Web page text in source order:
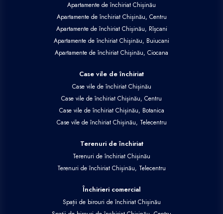
Apartamente de închiriat Chișinău
Apartamente de închiriat Chișinău, Centru
Apartamente de închiriat Chișinău, Rîșcani
Apartamente de închiriat Chișinău, Buiucani
Apartamente de închiriat Chișinău, Ciocana
Case vile de închiriat
Case vile de închiriat Chișinău
Case vile de închiriat Chișinău, Centru
Case vile de închiriat Chișinău, Botanica
Case vile de închiriat Chișinău, Telecentru
Terenuri de închiriat
Terenuri de închiriat Chișinău
Terenuri de închiriat Chișinău, Telecentru
Închirieri comercial
Spații de birouri de închiriat Chișinău